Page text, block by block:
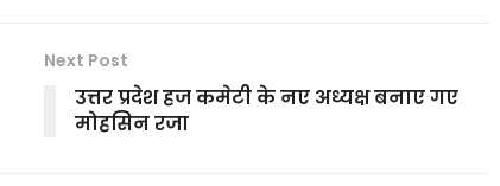
Next Post
उत्तर प्रदेश हज कमेटी के नए अध्यक्ष बनाए गए
मोहसिन रजा